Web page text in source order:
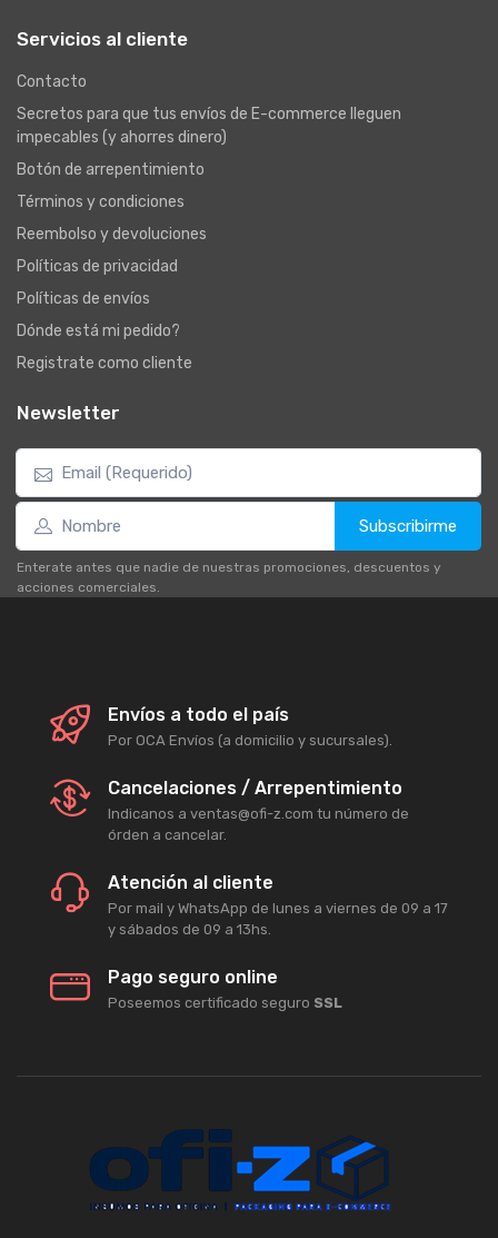
Servicios al cliente
Contacto
Secretos para que tus envíos de E-commerce lleguen
impecables (y ahorres dinero)
Botón de arrepentimiento
Términos y condiciones
Reembolso y devoluciones
Políticas de privacidad
Políticas de envíos
Dónde está mi pedido?
Registrate como cliente
Newsletter
Subscribirme
Enterate antes que nadie de nuestras promociones, descuentos y
acciones comerciales.
Envíos a todo el país
Por OCA Envíos (a domicilio y sucursales).
Cancelaciones / Arrepentimiento
Indicanos a ventas@ofi-z.com tu número de
órden a cancelar.
Atención al cliente
Por mail y WhatsApp de lunes a viernes de 09 a 17
y sábados de 09 a 13hs.
Pago seguro online
Poseemos certificado seguro SSL